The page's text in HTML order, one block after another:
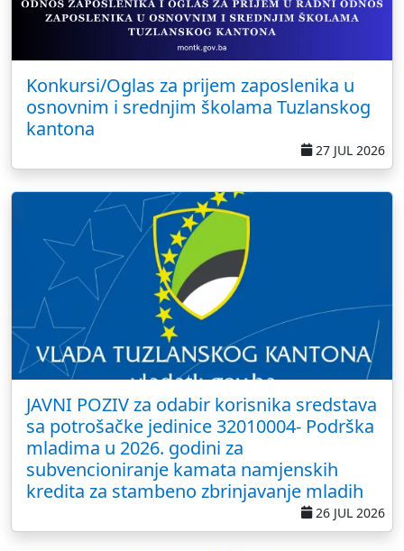
Konkursi/Oglas za prijem zaposlenika u
osnovnim i srednjim školama Tuzlanskog
kantona
27 JUL 2026
JAVNI POZIV za odabir korisnika sredstava
sa potrošačke jedinice 32010004- Podrška
mladima u 2026. godini za
subvencioniranje kamata namjenskih
kredita za stambeno zbrinjavanje mladih
26 JUL 2026